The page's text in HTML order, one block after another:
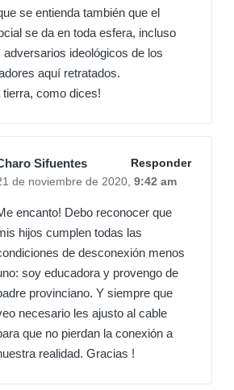
se entienda también que el
se da en toda esfera, incluso
adversarios ideológicos de los
aquí retratados.
tierra, como dices!
Sifuentes
Responder
de noviembre de 2020, 9:42 am
encanto! Debo reconocer que
hijos cumplen todas las
de desconexión menos
soy educadora y provengo de
provinciano. Y siempre que
necesario les ajusto al cable
que no pierdan la conexión a
realidad. Gracias !